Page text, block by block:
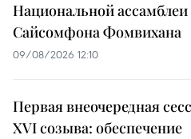
Национальной ассамблеи
Сайсомфона Фомвихана
09/08/2026 12:10
Первая внеочередная
XVI созыва: обеспечение